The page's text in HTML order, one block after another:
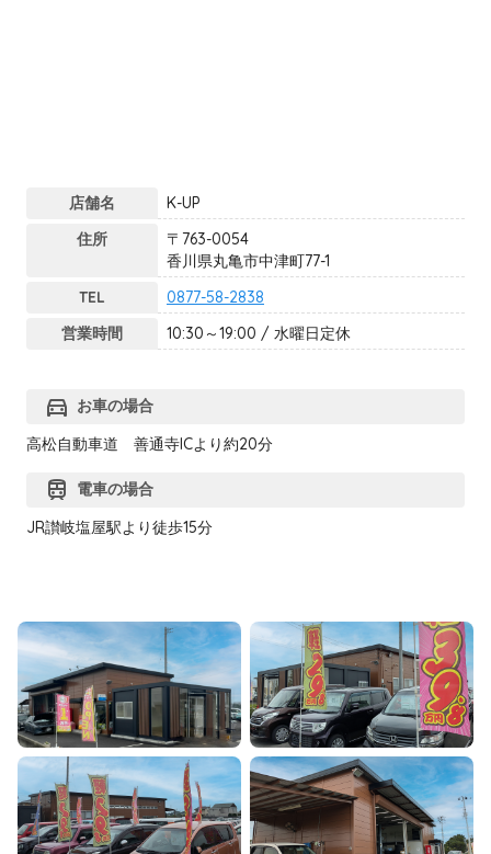
店舗名
K-UP
住所
〒763-0054
香川県丸亀市中津町77-1
TEL
0877-58-2838
営業時間
10:30～19:00 / 水曜日定休
directions_car お車の場合
高松自動車道 善通寺ICより約20分
train
電車の場合
JR讃岐塩屋駅より徒歩15分